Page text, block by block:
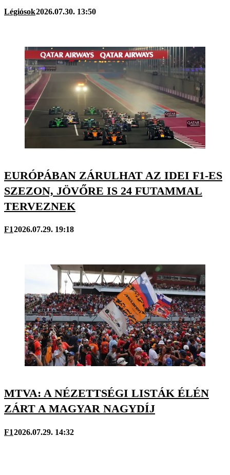
Légiósok2026.07.30. 13:50
EURÓPÁBAN ZÁRULHAT AZ IDEI F1-ES
SZEZON, JÖVŐRE IS 24 FUTAMMAL
TERVEZNEK
F12026.07.29. 19:18
MTVA: A NÉZETTSÉGI LISTÁK ÉLÉN
ZÁRT A MAGYAR NAGYDÍJ
F12026.07.29. 14:32